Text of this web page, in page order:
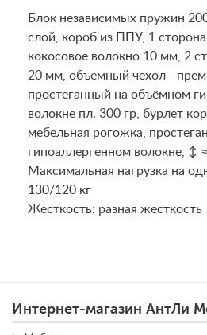
Блок независимых пружин
слой, короб из ППУ, 1
кокосовое волокно 10 мм, 2
20 мм, объемный чехол -
простеганный на объёмном
волокне пл. 300 гр, бурлет
мебельная рогожка,
гипоаллергенном волокне, ↕
Maксимальная нагрузка на
130/120 кг
Жесткость: разная жесткость
Интернет-магазин АнтЛи